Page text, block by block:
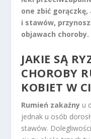
one zbić gorączkę,
i stawów,
objawach choroby.
JAKIE SĄ
CHOROBY
KOBIET W
Rumień zakaźny u
jednak u osób
stawów.